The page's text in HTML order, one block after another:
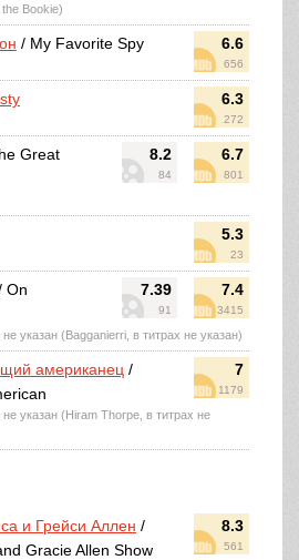
Bookie)
6.6
656
/ My Favorite Spy
6.3
272
8.2
84
6.7
801
Great
5.3
23
7.39
91
7.4
3415
On
указан (Bagganierri, в титрах не указан)
7
1179
американец /
указан (Hiram Thorpe, в титрах не
8.3
561
и Грейси Аллен /
Gracie Allen Show